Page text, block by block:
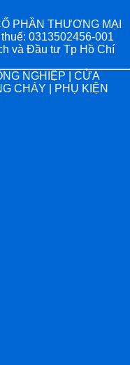
PHẦN THƯƠNG MẠI
0313502456-001
và Đầu tư Tp Hồ Chí
NGHIỆP | CỬA
CHÁY | PHỤ KIỆN